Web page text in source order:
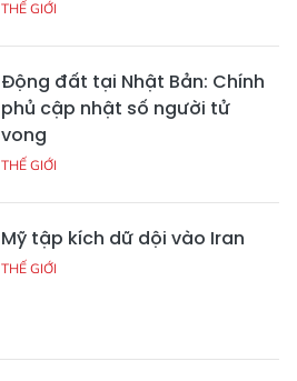
THẾ GIỚI
Động đất tại Nhật Bản: Chính
phủ cập nhật số người tử
vong
THẾ GIỚI
Mỹ tập kích dữ dội vào Iran
THẾ GIỚI